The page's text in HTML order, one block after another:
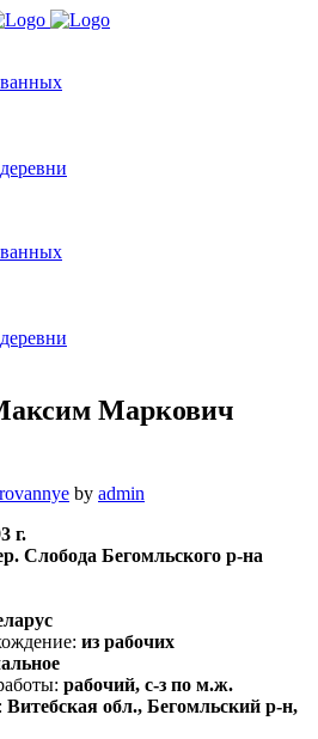
Маркович
by admin
г.
Слобода Бегомльского р-на
из рабочих
рабочий, с-з по м.ж.
Витебская обл., Бегомльский р-н,